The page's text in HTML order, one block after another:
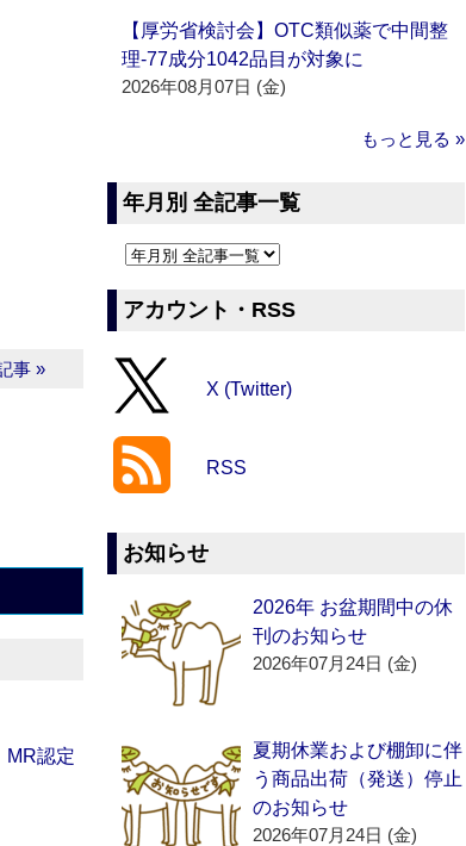
事 »
認定
【厚労省検討会】OTC類似薬で中間整
理‐77成分1042品目が対象に
2026年08月07日 (金)
もっと見る »
年月別 全記事一覧
アカウント・RSS
X (Twitter)
RSS
お知らせ
2026年 お盆期間中の休
刊のお知らせ
2026年07月24日 (金)
夏期休業および棚卸に伴
う商品出荷（発送）停止
のお知らせ
2026年07月24日 (金)